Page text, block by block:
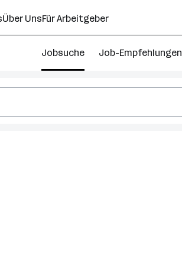
Über UnsFür Arbeitgeber
Jobsuche Job-Empfehlungen